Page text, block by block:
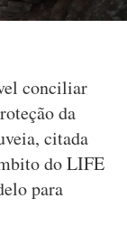
conciliar
da
citada
do LIFE
para